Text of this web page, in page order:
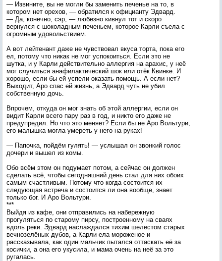
— Извините, вы не могли бы заменить печенье на то, в
котором нет орехов, — обратился к официанту Эдвард.
— Да, конечно, сэр, — любезно кивнул тот и скоро
вернулся с шоколадным печеньем, которое Карли съела с
огромным удовольствием.
А вот лейтенант даже не чувствовал вкуса торта, пока его
ел, потому что никак не мог успокоиться. Если это не
шутка, и у Карли действительно аллергия на арахис, у неё
мог случиться анафилактический шок или отёк Квинке. И
хорошо, если бы ей успели оказать помощь. А если нет?
Выходит, Аро спас ей жизнь, а Эдвард чуть не убил
собственную дочь.
Впрочем, откуда он мог знать об этой аллергии, если он
видит Карли всего пару раз в год, и никто его даже не
предупредил. Но что это меняет? Если бы не Аро Вольтури,
его малышка могла умереть у него на руках!
— Папочка, пойдём гулять! — услышал он звонкий голос
дочери и вышел из комы.
Обо всём этом он подумает потом, а сейчас он должен
сделать всё, чтобы сегодняшний день стал для них обоих
самым счастливым. Потому что когда состоится их
следующая встреча и состоится ли она вообще, знает
только бог. И Аро Вольтури.
***
Выйдя из кафе, они отправились на набережную
прогуляться по старому пирсу, построенному на сваях
вдоль реки. Эдвард наслаждался тихим шелестом старых
вечнозелёных дубов, а Карли ела мороженое и
рассказывала, как один мальчик пытался оттаскать её за
косички, а она его укусила, и мама очень на неё за это
ругалась.